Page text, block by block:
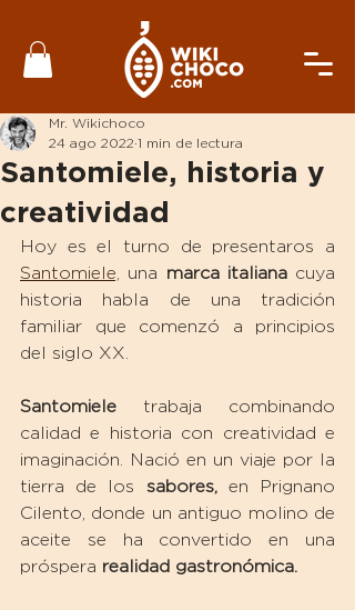
Santomiele, historia y
creatividad
Mr. Wikichoco
24 ago 2022 1 min de lectura
Santomiele, una marca italiana cuya
historia habla de una tradición
familiar que comenzó a principios
del siglo XX.
Santomiele trabaja combinando
calidad e historia con creatividad e
imaginación. Nació en un viaje por la
tierra de los sabores, en Prignano
Cilento, donde un antiguo molino de
aceite se ha convertido en una
próspera realidad gastronómica.